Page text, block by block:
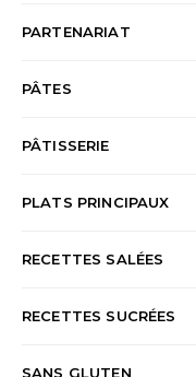
PARTENARIAT
PÂTES
PÂTISSERIE
PLATS PRINCIPAUX
RECETTES SALÉES
RECETTES SUCRÉES
SANS GLUTEN